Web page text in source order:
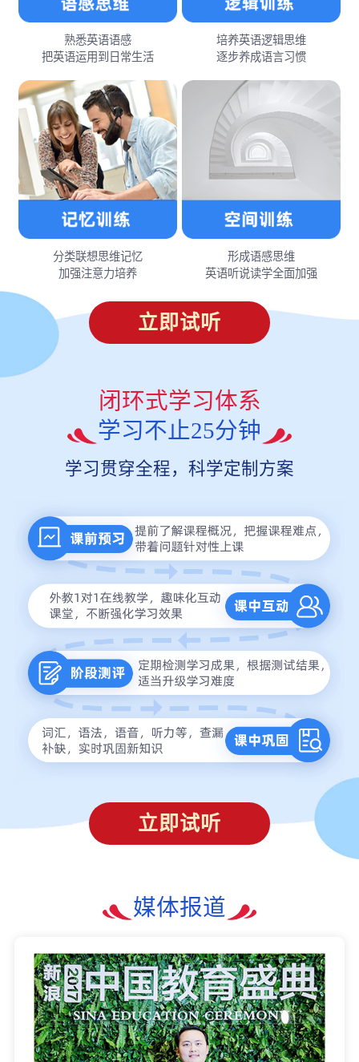
熟悉英语语感
把英语运用到日常生活
培养英语逻辑思维
逐步养成语言习惯
分类联想思维记忆
加强注意力培养
形成语感思维
英语听说读学全面加强
立即试听
闭环式学习体系
学习不止25分钟
学习贯穿全程，科学定制方案
立即试听
媒体报道